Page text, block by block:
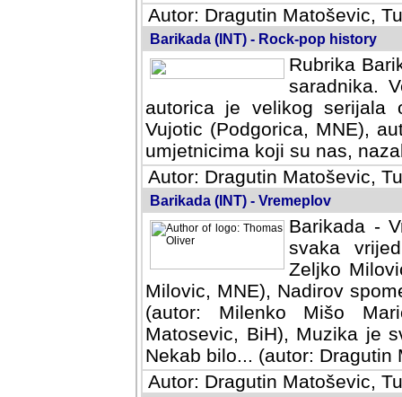
Autor: Dragutin Matoševic,
Barikada (INT) - Rock-pop history
Rubrika
saradnika.
autorica je velikog serijala
Vujotic (Podgorica, MNE),
umjetnicima koji su nas,
Autor: Dragutin Matoševic,
Barikada (INT) - Vremeplov
Barikada -
svaka
Milovic,
MNE), Nadirov spomenar
Milenko Mišo Maric, UK),
Muzika je svirala (autor:
(autor: Dragutin Matosevic,
Autor: Dragutin Matoševic,